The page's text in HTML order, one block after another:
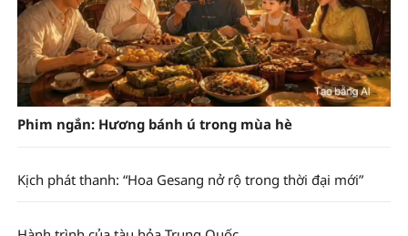
Phim ngắn: Hương bánh ú trong mùa hè
Kịch phát thanh: “Hoa Gesang nở rộ trong thời đại mới”